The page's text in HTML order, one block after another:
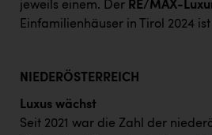
jeweils einem. Der RE/MAX-
Einfamilienhäuser in Tirol 2024
NIEDERÖSTERREICH
Luxus wächst
Seit 2021 war die Zahl der